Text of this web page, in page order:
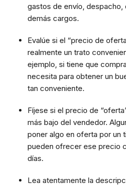
gastos de envío, despacho,
demás cargos.
Evalúe si el “precio de
realmente un trato
ejemplo, si tiene que
necesita para obtener un
tan conveniente.
Fíjese si el precio de
más bajo del vendedor.
poner algo en oferta por un
pueden ofrecer ese precio
días.
Lea atentamente la